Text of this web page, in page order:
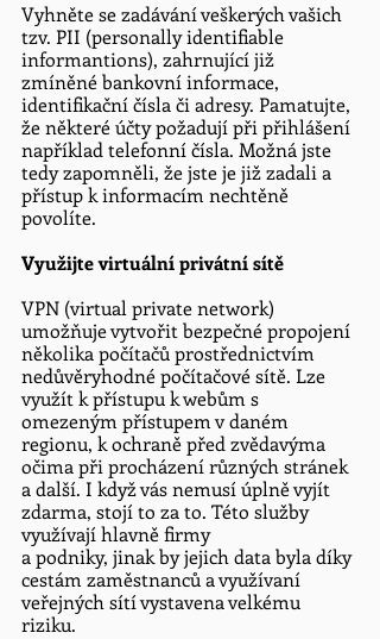
Vyhněte se zadávání veškerých vašich
tzv. PII (personally identifiable
informantions), zahrnující již
zmíněné bankovní informace,
identifikační čísla či adresy. Pamatujte,
že některé účty požadují při přihlášení
například telefonní čísla. Možná jste
tedy zapomněli, že jste je již zadali a
přístup k informacím nechtěně
povolíte.
Využijte virtuální privátní sítě
VPN (virtual private network)
umožňuje vytvořit bezpečné propojení
několika počítačů prostřednictvím
nedůvěryhodné počítačové sítě. Lze
využít k přístupu k webům s
omezeným přístupem v daném
regionu, k ochraně před zvědavýma
očima při procházení různých stránek
a další. I když vás nemusí úplně vyjít
zdarma, stojí to za to. Této služby
využívají hlavně firmy
a podniky, jinak by jejich data byla díky
cestám zaměstnanců a využívaní
veřejných sítí vystavena velkému
riziku.